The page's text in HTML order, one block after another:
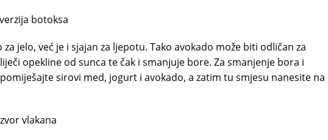
botoksa
jelo, već je i sjajan za ljepotu. Tako avokado može biti odličan za
opekline od sunca te čak i smanjuje bore. Za smanjenje bora i
sirovi med, jogurt i avokado, a zatim tu smjesu nanesite na
vlakana